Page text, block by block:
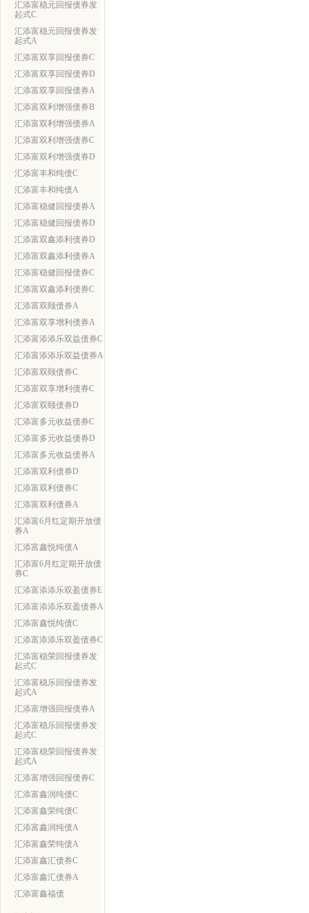
汇添富稳元回报债券发
起式C
汇添富稳元回报债券发
起式A
汇添富双享回报债券C
汇添富双享回报债券D
汇添富双享回报债券A
汇添富双利增强债券B
汇添富双利增强债券A
汇添富双利增强债券C
汇添富双利增强债券D
汇添富丰和纯债C
汇添富丰和纯债A
汇添富稳健回报债券A
汇添富稳健回报债券D
汇添富双鑫添利债券D
汇添富双鑫添利债券A
汇添富稳健回报债券C
汇添富双鑫添利债券C
汇添富双颐债券A
汇添富双享增利债券A
汇添富添添乐双益债券C
汇添富添添乐双益债券A
汇添富双颐债券C
汇添富双享增利债券C
汇添富双颐债券D
汇添富多元收益债券C
汇添富多元收益债券D
汇添富多元收益债券A
汇添富双利债券D
汇添富双利债券C
汇添富双利债券A
汇添富6月红定期开放债
券A
汇添富鑫悦纯债A
汇添富6月红定期开放债
券C
汇添富添添乐双盈债券E
汇添富添添乐双盈债券A
汇添富鑫悦纯债C
汇添富添添乐双盈债券C
汇添富稳荣回报债券发
起式C
汇添富稳乐回报债券发
起式A
汇添富增强回报债券A
汇添富稳乐回报债券发
起式C
汇添富稳荣回报债券发
起式A
汇添富增强回报债券C
汇添富鑫润纯债C
汇添富鑫荣纯债C
汇添富鑫润纯债A
汇添富鑫荣纯债A
汇添富鑫汇债券C
汇添富鑫汇债券A
汇添富鑫福债